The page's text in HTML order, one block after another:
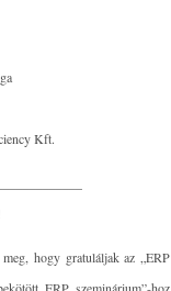
Kft.
hogy gratuláljak az „ERP